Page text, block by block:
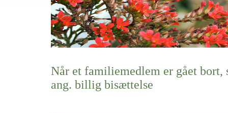
Her hos os får du altid en god afslutning når det gælder
Billig Bisættelse
vi hjælper i alle faser af begravelsel
Når et familiemedlem er gået bort,
ang. billig bisættelse